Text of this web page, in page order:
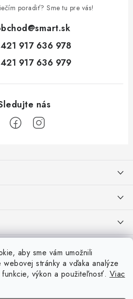
aby sme vám umožnili
stránky a vďaka analýze
výkon a použiteľnosť. Viac
poradiť? Sme tu pre vás!
@smart.sk
917 636 978
917 636 979
- Packeta Splátky - Home Credit